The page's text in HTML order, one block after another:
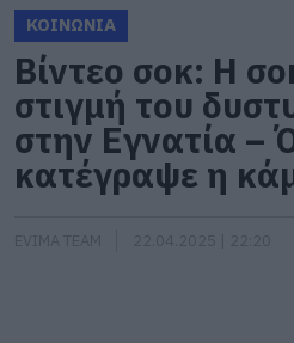
ΚΟΙΝΩΝΙΑ
Βίντεο σοκ: Η
στιγμή του
στην Εγνατία –
κατέγραψε η